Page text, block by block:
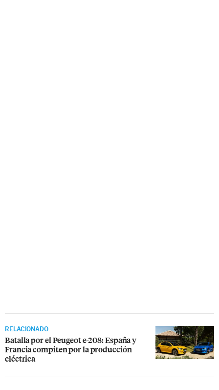
RELACIONADO
Batalla por el Peugeot e-208: España y
Francia compiten por la producción
eléctrica